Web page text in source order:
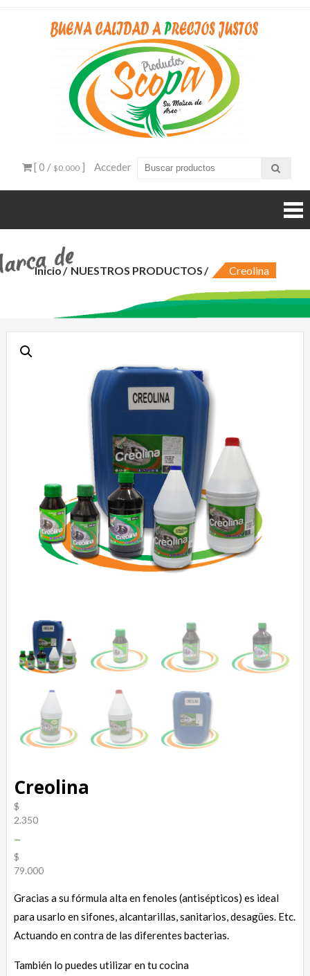
[ 0 / $0.000 ] Acceder
Inicio NUESTROS PRODUCTOS Creolina
Creolina
$
2.350
–
$
79.000
Gracias a su fórmula alta en fenoles (antisépticos) es ideal
para usarlo en sifones, alcantarillas, sanitarios, desagües. Etc.
Actuando en contra de las diferentes bacterias.
También lo puedes utilizar en tu cocina